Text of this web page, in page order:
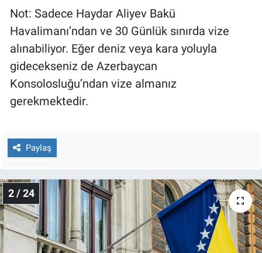
Not: Sadece Haydar Aliyev Bakü
Havalimanı’ndan ve 30 Günlük sınırda vize
alınabiliyor. Eğer deniz veya kara yoluyla
gidecekseniz de Azerbaycan
Konsolosluğu’ndan vize almanız
gerekmektedir.
Paylaş
2 / 24
Canlı Yayın